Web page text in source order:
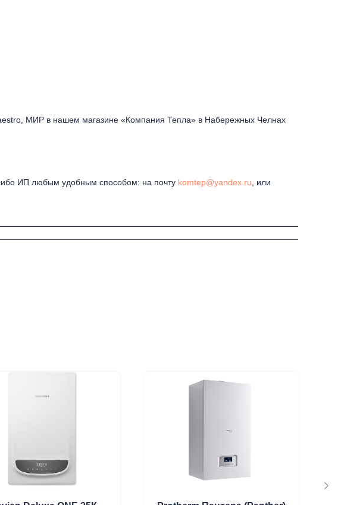
МИР в нашем магазине «Компания Тепла» в Набережных Челнах
ИП любым удобным способом: на почту komtep@yandex.ru , или